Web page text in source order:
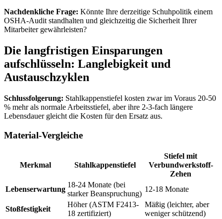
Nachdenkliche Frage: Könnte Ihre derzeitige Schuhpolitik einem
OSHA-Audit standhalten und gleichzeitig die Sicherheit Ihrer
Mitarbeiter gewährleisten?
Die langfristigen Einsparungen
aufschlüsseln: Langlebigkeit und
Austauschzyklen
Schlussfolgerung: Stahlkappenstiefel kosten zwar im Voraus 20-50
% mehr als normale Arbeitsstiefel, aber ihre 2-3-fach längere
Lebensdauer gleicht die Kosten für den Ersatz aus.
Material-Vergleiche
Merkmal Stahlkappenstiefel
Stiefel mit
Verbundwerkstoff-
Zehen
Lebenserwartung
18-24 Monate (bei
starker Beanspruchung)
12-18 Monate
Stoßfestigkeit
Höher (ASTM F2413-
18 zertifiziert)
Mäßig (leichter, aber
weniger schützend)